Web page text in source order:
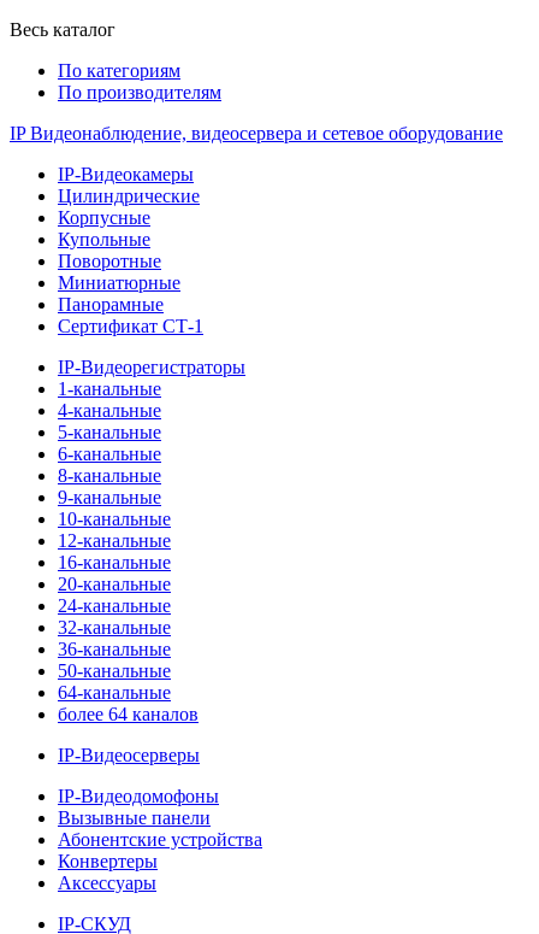
Весь каталог
По категориям
По производителям
IP Видеонаблюдение, видеосервера и сетевое оборудование
IP-Видеокамеры
Цилиндрические
Корпусные
Купольные
Поворотные
Миниатюрные
Панорамные
Сертификат СТ-1
IP-Видеорегистраторы
1-канальные
4-канальные
5-канальные
6-канальные
8-канальные
9-канальные
10-канальные
12-канальные
16-канальные
20-канальные
24-канальные
32-канальные
36-канальные
50-канальные
64-канальные
более 64 каналов
IP-Видеосерверы
IP-Видеодомофоны
Вызывные панели
Абонентские устройства
Конвертеры
Аксессуары
IP-СКУД